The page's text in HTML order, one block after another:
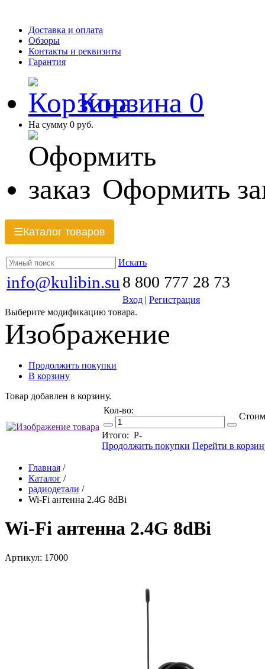
Доставка и оплата
Обзоры
Контакты и реквизиты
Гарантия
Корзина 0
На сумму 0 руб.
Оформить
☰Каталог товаров
Искать
info@kulibin.su 8 800 777 28 73
Вход | Регистрация
Выберите модификацию товара.
Изображение
Продолжить покупки
В корзину
Товар добавлен в корзину.
Кол-во:
Итого: Р-
Продолжить покупки Перейти в
Главная /
Каталог /
радиодетали /
Wi-Fi антенна 2.4G 8dBi
Wi-Fi антенна 2.4G 8dBi
Артикул: 17000